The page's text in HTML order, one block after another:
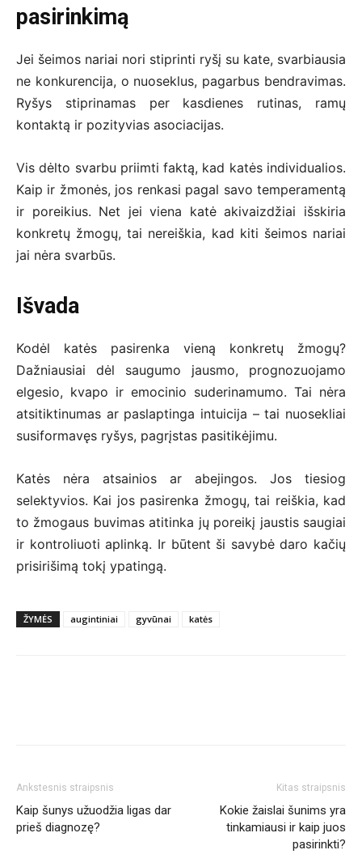
pasirinkimą
Jei šeimos nariai nori stiprinti ryšį su kate, svarbiausia
ne konkurencija, o nuoseklus, pagarbus bendravimas.
Ryšys stiprinamas per kasdienes rutinas, ramų
kontaktą ir pozityvias asociacijas.
Vis dėlto svarbu priimti faktą, kad katės individualios.
Kaip ir žmonės, jos renkasi pagal savo temperamentą
ir poreikius. Net jei viena katė akivaizdžiai išskiria
konkretų žmogų, tai nereiškia, kad kiti šeimos nariai
jai nėra svarbūs.
Išvada
Kodėl katės pasirenka vieną konkretų žmogų?
Dažniausiai dėl saugumo jausmo, prognozuojamo
elgesio, kvapo ir emocinio suderinamumo. Tai nėra
atsitiktinumas ar paslaptinga intuicija – tai nuosekliai
susiformavęs ryšys, pagrįstas pasitikėjimu.
Katės nėra atsainios ar abejingos. Jos tiesiog
selektyvios. Kai jos pasirenka žmogų, tai reiškia, kad
to žmogaus buvimas atitinka jų poreikį jaustis saugiai
ir kontroliuoti aplinką. Ir būtent ši savybė daro kačių
prisirišimą tokį ypatingą.
ŽYMĖS augintiniai gyvūnai katės
Ankstesnis straipsnis
Kaip šunys užuodžia ligas dar
prieš diagnozę?
Kitas straipsnis
Kokie žaislai šunims yra
tinkamiausi ir kaip juos
pasirinkti?